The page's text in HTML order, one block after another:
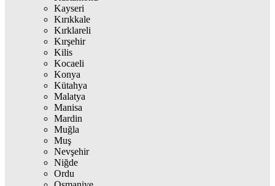
Kayseri
Kırıkkale
Kırklareli
Kırşehir
Kilis
Kocaeli
Konya
Kütahya
Malatya
Manisa
Mardin
Muğla
Muş
Nevşehir
Niğde
Ordu